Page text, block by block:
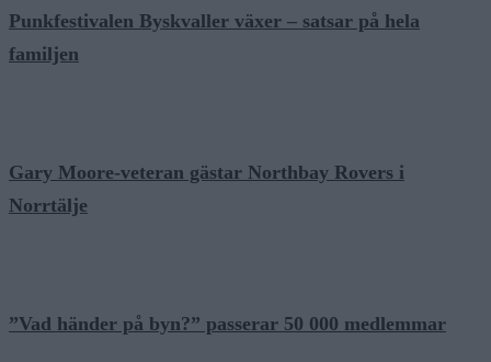
Punkfestivalen Byskvaller växer – satsar på hela
familjen
Gary Moore-veteran gästar Northbay Rovers i
Norrtälje
”Vad händer på byn?” passerar 50 000 medlemmar